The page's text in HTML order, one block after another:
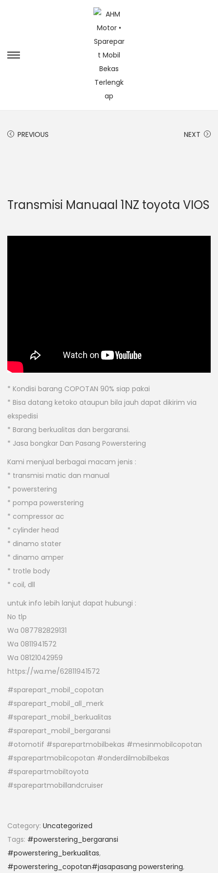
PREVIOUS NEXT
Transmisi Manuaal 1NZ toyota VIOS
* Kondisi barang COPOTAN 90% siap pakai
* Bisa datang ketoko ataupun bila jauh dapat dikirim via
ekspedisi
* Barang berkualitas dan bergaransi.
* Jasa bongkar Dan Pasang Powerstering
Kami menjual berbagai macam jenis :
* transmisi matic dan manual
* powerstering
* pompa powerstering
* compressor ac
* cylinder head
* dinamo stater
* dinamo amper
* trotle body
* coil, dll
untuk info lebih lanjut dapat hubungi :
No tlp
Wa 087782829131
Wa 0811941572
Wa 08121042959
https://wa.me/62811941572
#sparepart_mobil_copotan
#sparepart_mobil_all_merk
#sparepart_mobil_berkualitas
#sparepart_mobil_bergaransi
#otomotif #sparepartmobilbekas #mesinmobilcopotan
#sparepartmobilcopotan #onderdilmobilbekas
#sparepartmobiltoyota
#sparepartmobillandcruiser
Category: Uncategorized
Tags: #powerstering_bergaransi
#powerstering_berkualitas,
#powerstering_copotan#jasapasang powerstering,